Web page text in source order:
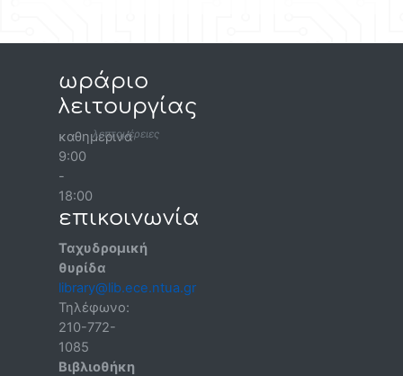
ωράριο
λειτουργίας
καθημερινά
9:00
-
18:00
λεπτομέρειες
επικοινωνία
Ταχυδρομική
θυρίδα
library@lib.ece.ntua.gr
Τηλέφωνο:
210-772-
1085
Βιβλιοθήκη